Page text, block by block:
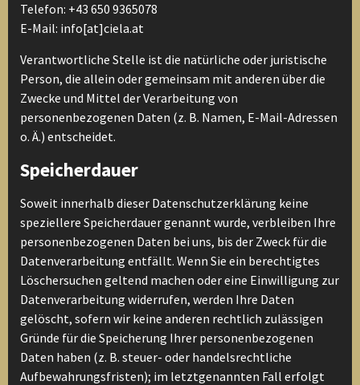
Telefon: +43 650 9365078
E-Mail: info[at]ciela.at
Verantwortliche Stelle ist die natürliche oder juristische
Person, die allein oder gemeinsam mit anderen über die
Zwecke und Mittel der Verarbeitung von
personenbezogenen Daten (z. B. Namen, E-Mail-Adressen
o. Ä.) entscheidet.
Speicherdauer
Soweit innerhalb dieser Datenschutzerklärung keine
speziellere Speicherdauer genannt wurde, verbleiben Ihre
personenbezogenen Daten bei uns, bis der Zweck für die
Datenverarbeitung entfällt. Wenn Sie ein berechtigtes
Löschersuchen geltend machen oder eine Einwilligung zur
Datenverarbeitung widerrufen, werden Ihre Daten
gelöscht, sofern wir keine anderen rechtlich zulässigen
Gründe für die Speicherung Ihrer personenbezogenen
Daten haben (z. B. steuer- oder handelsrechtliche
Aufbewahrungsfristen); im letztgenannten Fall erfolgt